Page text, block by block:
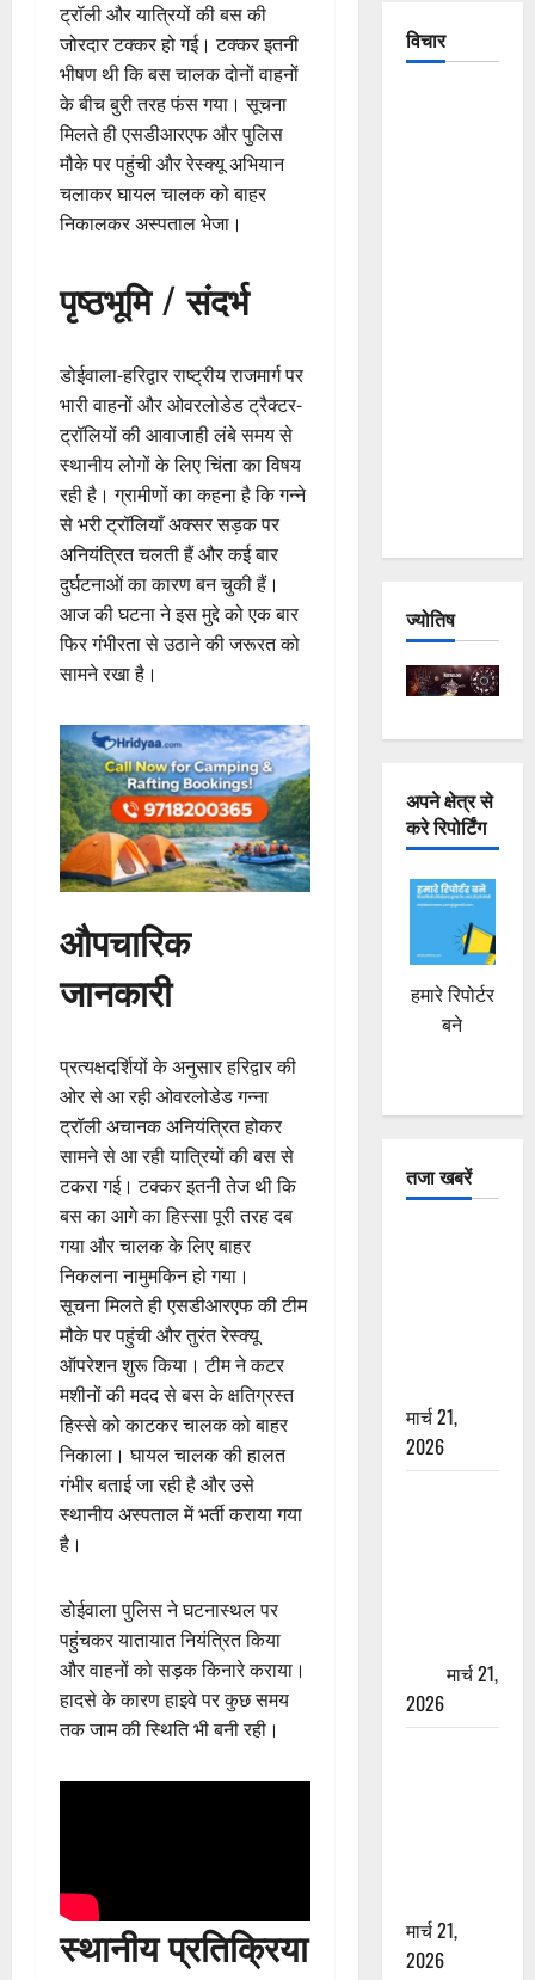
ट्रॉली और यात्रियों की बस की
जोरदार टक्कर हो गई। टक्कर इतनी
भीषण थी कि बस चालक दोनों वाहनों
के बीच बुरी तरह फंस गया। सूचना
मिलते ही एसडीआरएफ और पुलिस
मौके पर पहुंची और रेस्क्यू अभियान
चलाकर घायल चालक को बाहर
निकालकर अस्पताल भेजा।
पृष्ठभूमि / संदर्भ
डोईवाला-हरिद्वार राष्ट्रीय राजमार्ग पर
भारी वाहनों और ओवरलोडेड ट्रैक्टर-
ट्रॉलियों की आवाजाही लंबे समय से
स्थानीय लोगों के लिए चिंता का विषय
रही है। ग्रामीणों का कहना है कि गन्ने
से भरी ट्रॉलियाँ अक्सर सड़क पर
अनियंत्रित चलती हैं और कई बार
दुर्घटनाओं का कारण बन चुकी हैं।
आज की घटना ने इस मुद्दे को एक बार
फिर गंभीरता से उठाने की जरूरत को
सामने रखा है।
औपचारिक
जानकारी
प्रत्यक्षदर्शियों के अनुसार हरिद्वार की
ओर से आ रही ओवरलोडेड गन्ना
ट्रॉली अचानक अनियंत्रित होकर
सामने से आ रही यात्रियों की बस से
टकरा गई। टक्कर इतनी तेज थी कि
बस का आगे का हिस्सा पूरी तरह दब
गया और चालक के लिए बाहर
निकलना नामुमकिन हो गया।
सूचना मिलते ही एसडीआरएफ की टीम
मौके पर पहुंची और तुरंत रेस्क्यू
ऑपरेशन शुरू किया। टीम ने कटर
मशीनों की मदद से बस के क्षतिग्रस्त
हिस्से को काटकर चालक को बाहर
निकाला। घायल चालक की हालत
गंभीर बताई जा रही है और उसे
स्थानीय अस्पताल में भर्ती कराया गया
है।
डोईवाला पुलिस ने घटनास्थल पर
पहुंचकर यातायात नियंत्रित किया
और वाहनों को सड़क किनारे कराया।
हादसे के कारण हाइवे पर कुछ समय
तक जाम की स्थिति भी बनी रही।
स्थानीय प्रतिक्रिया
विचार
ज्योतिष
अपने क्षेत्र से
करे रिपोर्टिंग
हमारे रिपोर्टर
बने
तजा खबरें
मार्च 21,
2026
मार्च 21,
2026
मार्च 21,
2026